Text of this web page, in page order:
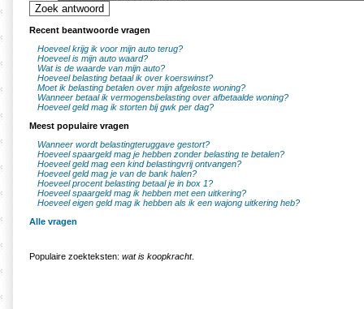
Recent beantwoorde vragen
Hoeveel krijg ik voor mijn auto terug?
Hoeveel is mijn auto waard?
Wat is de waarde van mijn auto?
Hoeveel belasting betaal ik over koerswinst?
Moet ik belasting betalen over mijn afgeloste woning?
Wanneer betaal ik vermogensbelasting over afbetaalde woning?
Hoeveel geld mag ik storten bij gwk per dag?
Meest populaire vragen
Wanneer wordt belastingteruggave gestort?
Hoeveel spaargeld mag je hebben zonder belasting te betalen?
Hoeveel geld mag een kind belastingvrij ontvangen?
Hoeveel geld mag je van de bank halen?
Hoeveel procent belasting betaal je in box 1?
Hoeveel spaargeld mag ik hebben met een uitkering?
Hoeveel eigen geld mag ik hebben als ik een wajong uitkering heb?
Alle vragen
Populaire zoekteksten: wat is koopkracht.